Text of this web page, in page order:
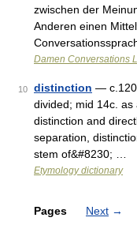
zwischen der
Anderen einen
Damen Conversations
10 distinction —
divided; mid 14c. as
distinction and
separation,
stem of&#8230; …
Etymology dictionary
Pages Next →